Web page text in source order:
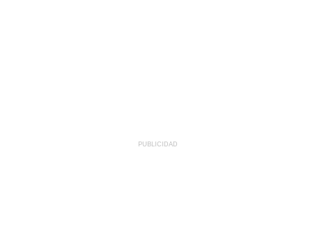
PUBLICIDAD